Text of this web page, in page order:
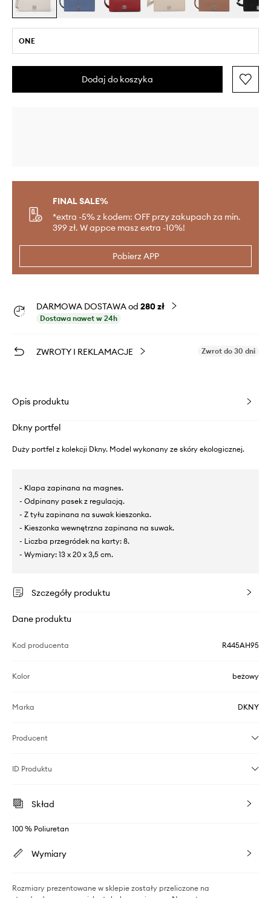
ONE
Dodaj do koszyka
FINAL SALE%
*extra -5% z kodem: OFF przy zakupach za min.
399 zł. W appce masz extra -10%!
Pobierz APP
DARMOWA DOSTAWA od 280 zł
Dostawa nawet w 24h
ZWROTY I REKLAMACJE Zwrot do 30 dni
Opis produktu
Dkny portfel
Duży portfel z kolekcji Dkny. Model wykonany ze skóry ekologicznej.
- Klapa zapinana na magnes.
- Odpinany pasek z regulacją.
- Z tyłu zapinana na suwak kieszonka.
- Kieszonka wewnętrzna zapinana na suwak.
- Liczba przegródek na karty: 8.
- Wymiary: 13 x 20 x 3,5 cm.
Szczegóły produktu
Dane produktu
Kod producenta R445AH95
Kolor beżowy
Marka DKNY
Producent
ID Produktu
Skład
100 % Poliuretan
Wymiary
Rozmiary prezentowane w sklepie zostały przeliczone na